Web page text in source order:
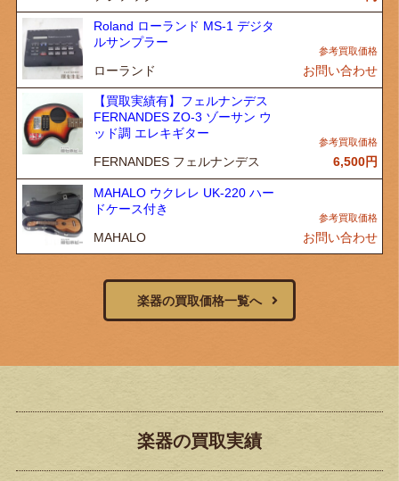
Roland ローランド MS-1 デジタ
ルサンプラー
ローランド お問い合わせ
【買取実績有】フェルナンデス
FERNANDES ZO-3 ゾーサン ウ
ッド調 エレキギター
FERNANDES フェルナンデス 6,500円
MAHALO ウクレレ UK-220 ハー
ドケース付き
MAHALO お問い合わせ
楽器の買取価格一覧へ
楽器の買取実績